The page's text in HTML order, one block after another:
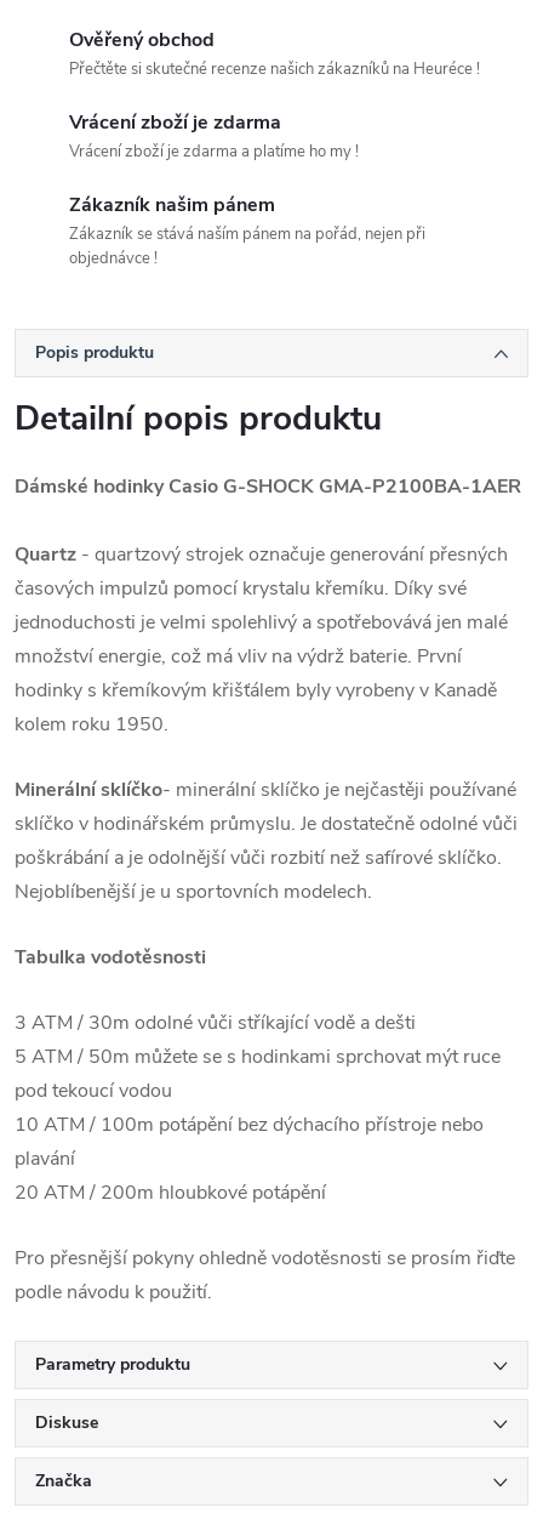
Ověřený obchod
Přečtěte si skutečné recenze našich zákazníků na Heuréce !
Vrácení zboží je zdarma
Vrácení zboží je zdarma a platíme ho my !
Zákazník našim pánem
Zákazník se stává naším pánem na pořád, nejen při
objednávce !
Popis produktu
Detailní popis produktu
Dámské hodinky Casio G-SHOCK GMA-P2100BA-1AER
Quartz - quartzový strojek označuje generování přesných
časových impulzů pomocí krystalu křemíku. Díky své
jednoduchosti je velmi spolehlivý a spotřebovává jen malé
množství energie, což má vliv na výdrž baterie. První
hodinky s křemíkovým křišťálem byly vyrobeny v Kanadě
kolem roku 1950.
Minerální sklíčko- minerální sklíčko je nejčastěji používané
sklíčko v hodinářském průmyslu. Je dostatečně odolné vůči
poškrábání a je odolnější vůči rozbití než safírové sklíčko.
Nejoblíbenější je u sportovních modelech.
Tabulka vodotěsnosti
3 ATM / 30m odolné vůči stříkající vodě a dešti
5 ATM / 50m můžete se s hodinkami sprchovat mýt ruce
pod tekoucí vodou
10 ATM / 100m potápění bez dýchacího přístroje nebo
plavání
20 ATM / 200m hloubkové potápění
Pro přesnější pokyny ohledně vodotěsnosti se prosím řiďte
podle návodu k použití.
Parametry produktu
Diskuse
Značka